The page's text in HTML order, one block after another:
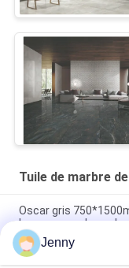
Tuile de marbre
Oscar gris
luxueux pour les sols
Carreaux de
Jenny